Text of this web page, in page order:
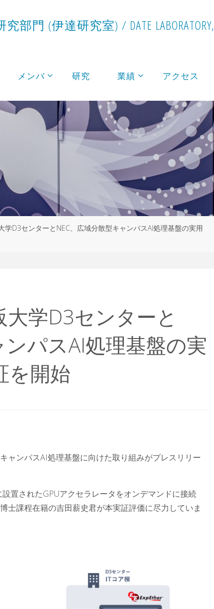
究部門 (伊達研究室) / DATE LABORATORY,
メンバ 研究 業績 アクセス
学D3センターとNEC、広域分散型キャンパスAI処理基盤の実用
学D3センターと
パスAI処理基盤の実
を開始
ャンパスAI処理基盤に向けた取り組みがプレスリリー
置されたGPUアクセラレータをオンデマンドに接続
士課程在籍の吉田薪史君が本実証評価に尽力していま